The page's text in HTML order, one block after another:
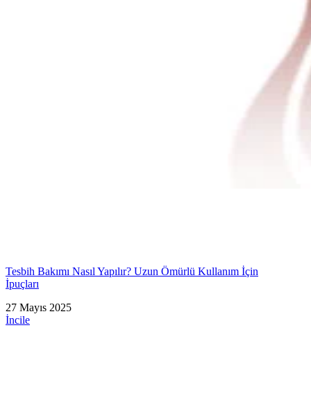
Tesbih Bakımı Nasıl Yapılır? Uzun Ömürlü Kullanım İçin
İpuçları
27 Mayıs 2025
İncile